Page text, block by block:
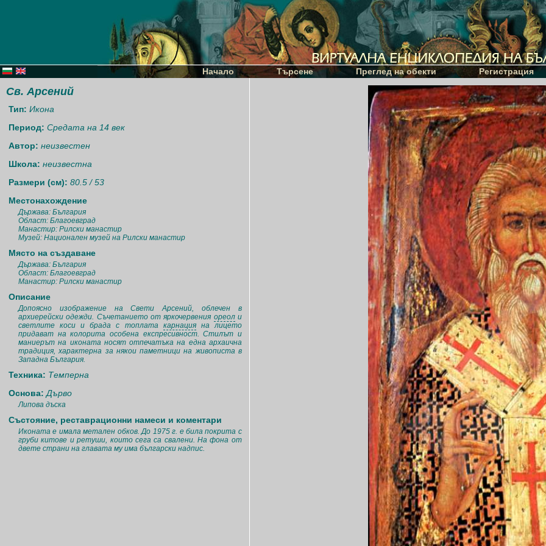
Начало Търсене Преглед на обекти Регистрация
Св. Арсений
Тип: Икона
Период: Средата на 14 век
Автор: неизвестен
Школа: неизвестна
Размери (см): 80.5 / 53
Местонахождение
Държава: България
Област: Благоевград
Манастир: Рилски манастир
Музей: Национален музей на Рилски манастир
Място на създаване
Държава: България
Област: Благоевград
Манастир: Рилски манастир
Описание
Допоясно изображение на Свети Арсений, облечен в
архиерейски одежди. Съчетанието от яркочервения ореоли
светлите коси и брада с топлата карнацияна лицето
придават на колорита особена експресивност. Стилът и
маниерът на иконата носят отпечатъка на една архаична
традиция, характерна за някои паметници на живописта в
Западна България.
Техника: Темперна
Основа: Дърво
Липова дъска
Състояние, реставрационни намеси и коментари
Иконата е имала метален обков. До 1975 г. е била покрита с
груби китове и ретуши, които сега са свалени. На фона от
двете страни на главата му има български надпис.